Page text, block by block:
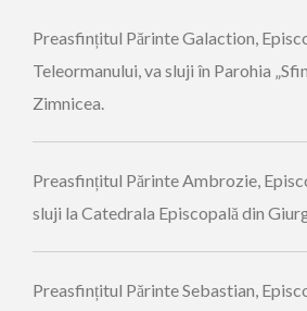
Preasfințitul Părinte Galaction,
Teleormanului, va sluji în Parohia
Zimnicea.
Preasfințitul Părinte Ambrozie,
sluji la Catedrala Episcopală din
Preasfințitul Părinte Sebastian,